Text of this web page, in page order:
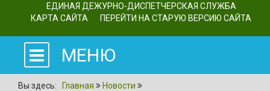
ЕДИНАЯ ДЕЖУРНО-ДИСПЕТЧЕРСКАЯ СЛУЖБА
КАРТА САЙТА
ПЕРЕЙТИ НА СТАРУЮ ВЕРСИЮ САЙТА
МЕНЮ
Вы здесь: Главная
Новости